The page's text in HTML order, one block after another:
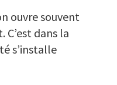
ouvre souvent
C’est dans la
s’installe